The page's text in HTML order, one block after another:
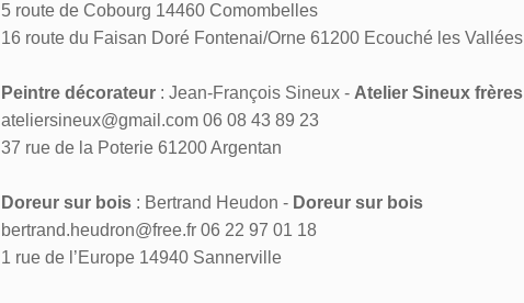
5 route de Cobourg 14460 Comombelles
16 route du Faisan Doré Fontenai/Orne 61200 Ecouché les Vallées
Peintre décorateur : Jean-François Sineux - Atelier Sineux frères
ateliersineux@gmail.com 06 08 43 89 23
37 rue de la Poterie 61200 Argentan
Doreur sur bois: Bertrand Heudon - Doreur sur bois
bertrand.heudron@free.fr 06 22 97 01 18
1 rue de l’Europe 14940 Sannerville